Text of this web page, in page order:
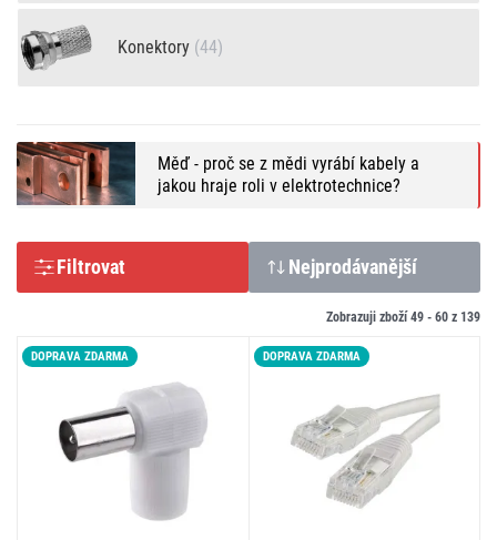
Konektory (44)
Měď - proč se z mědi vyrábí kabely a
jakou hraje roli v elektrotechnice?
Filtrovat Nejprodávanější
Zobrazuji zboží 49 - 60 z 139
DOPRAVA ZDARMA DOPRAVA ZDARMA